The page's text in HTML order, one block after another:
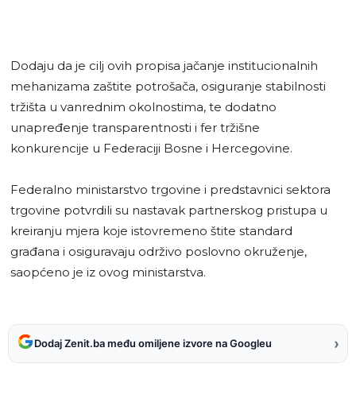
Dodaju da je cilj ovih propisa jačanje institucionalnih
mehanizama zaštite potrošača, osiguranje stabilnosti
tržišta u vanrednim okolnostima, te dodatno
unapređenje transparentnosti i fer tržišne
konkurencije u Federaciji Bosne i Hercegovine.
Federalno ministarstvo trgovine i predstavnici sektora
trgovine potvrdili su nastavak partnerskog pristupa u
kreiranju mjera koje istovremeno štite standard
građana i osiguravaju održivo poslovno okruženje,
saopćeno je iz ovog ministarstva.
Dodaj Zenit.ba među omiljene izvore na Googleu ›